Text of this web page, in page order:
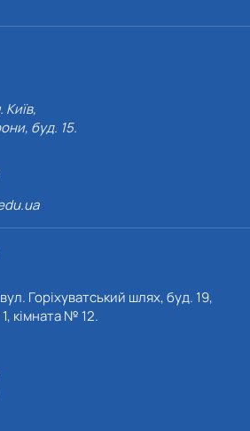
Київ,
буд. 15.
Горіхуватський шлях, буд. 19,
кімната № 12.